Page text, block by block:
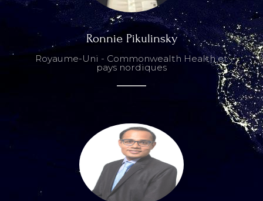
Ronnie Pikulinsky
Royaume-Uni - Commonwealth Health et
pays nordiques